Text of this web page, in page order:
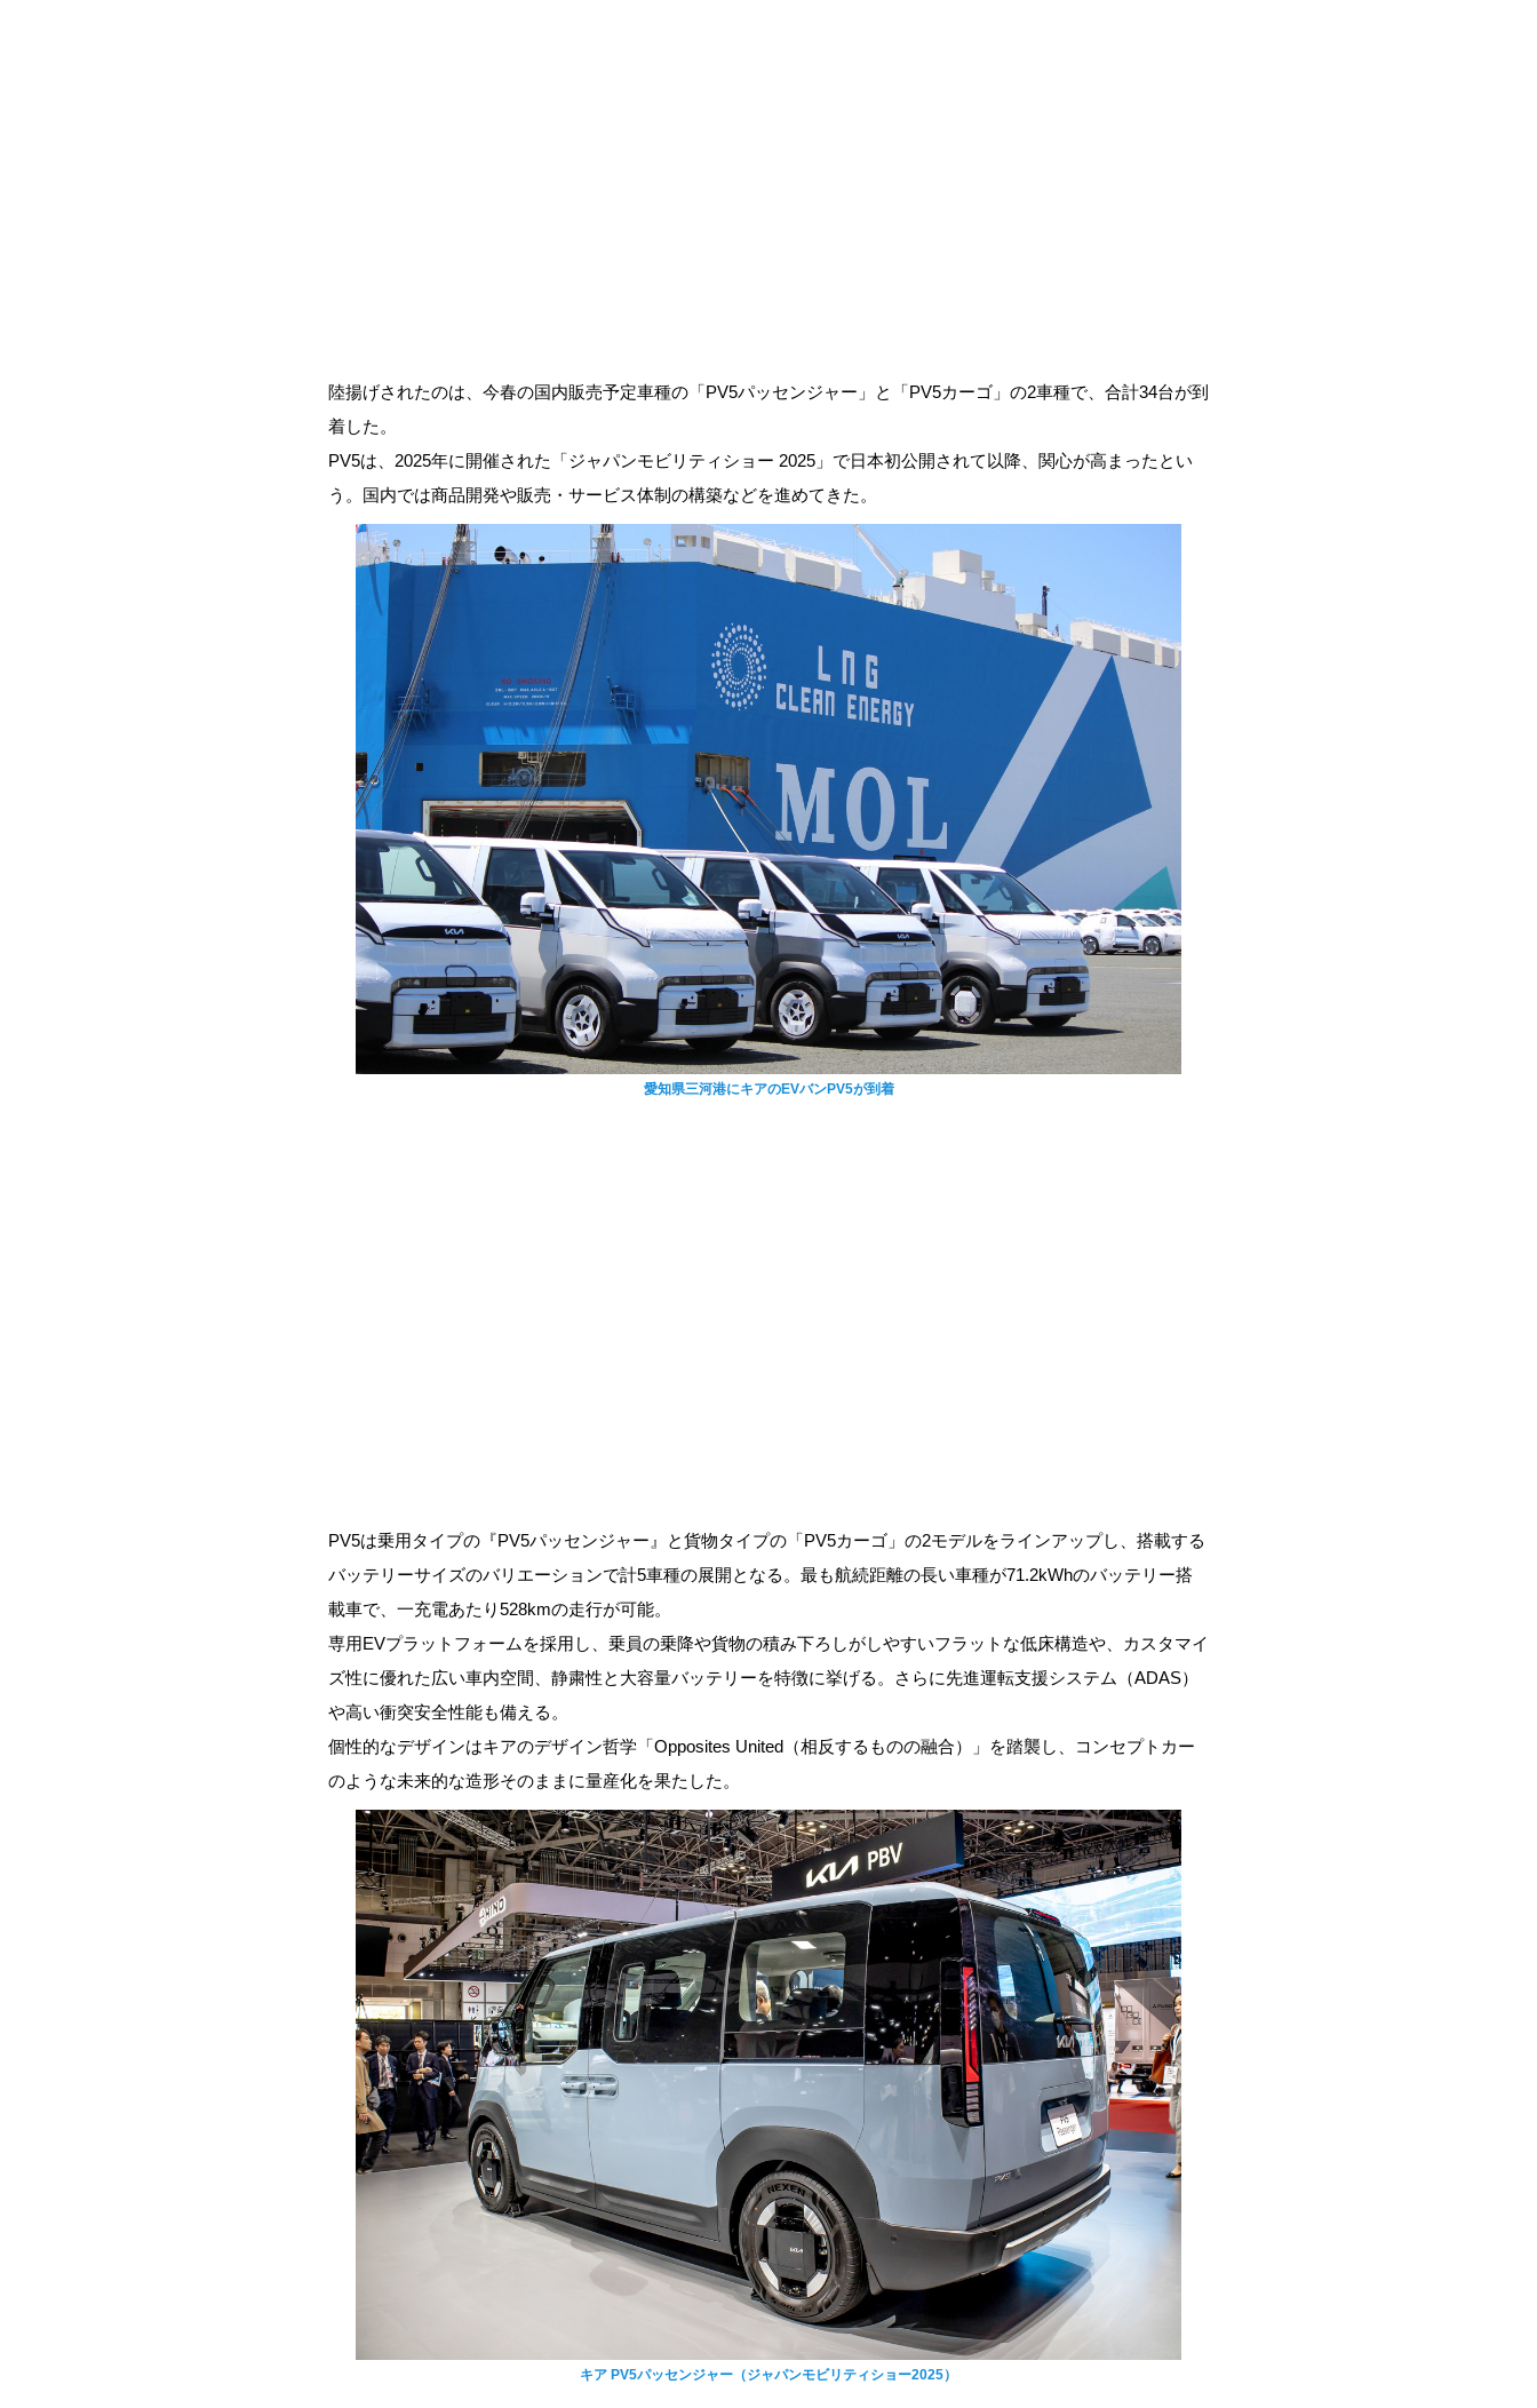
陸揚げされたのは、今春の国内販売予定車種の「PV5パッセンジャー」と「PV5カーゴ」の2車種で、合計34台が到
着した。
PV5は、2025年に開催された「ジャパンモビリティショー 2025」で日本初公開されて以降、関心が高まったとい
う。国内では商品開発や販売・サービス体制の構築などを進めてきた。
愛知県三河港にキアのEVバンPV5が到着
PV5は乗用タイプの『PV5パッセンジャー』と貨物タイプの「PV5カーゴ」の2モデルをラインアップし、搭載する
バッテリーサイズのバリエーションで計5車種の展開となる。最も航続距離の長い車種が71.2kWhのバッテリー搭
載車で、一充電あたり528kmの走行が可能。
専用EVプラットフォームを採用し、乗員の乗降や貨物の積み下ろしがしやすいフラットな低床構造や、カスタマイ
ズ性に優れた広い車内空間、静粛性と大容量バッテリーを特徴に挙げる。さらに先進運転支援システム（ADAS）
や高い衝突安全性能も備える。
個性的なデザインはキアのデザイン哲学「Opposites United（相反するものの融合）」を踏襲し、コンセプトカー
のような未来的な造形そのままに量産化を果たした。
キア PV5パッセンジャー（ジャパンモビリティショー2025）